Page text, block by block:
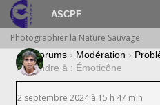
ASCPF
Photographier la Nature Sauvage
› Forums › Modération ›
Répondre à : Émoticône
2 septembre 2024 à 15 h 47 min